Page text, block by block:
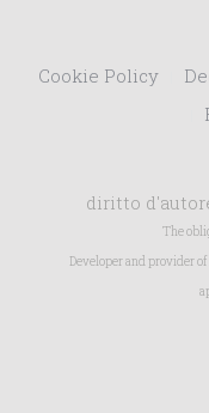
Cookie Policy
diritto
The
Developer and provider